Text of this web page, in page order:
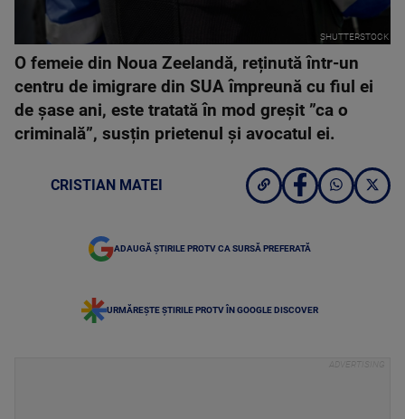
SHUTTERSTOCK
O femeie din Noua Zeelandă, reținută într-un
centru de imigrare din SUA împreună cu fiul ei
de șase ani, este tratată în mod greșit ”ca o
criminală”, susțin prietenul și avocatul ei.
CRISTIAN MATEI
ADAUGĂ ȘTIRILE PROTV CA SURSĂ PREFERATĂ
URMĂREȘTE ȘTIRILE PROTV ÎN GOOGLE DISCOVER